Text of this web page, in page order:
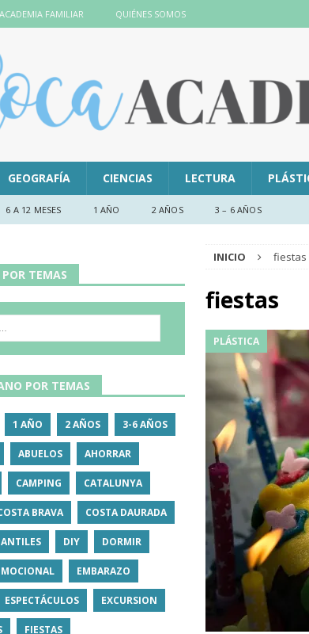
FAMILIAR QUIÉNES SOMOS
GEOGRAFÍA CIENCIAS LECTURA
6 A 12 MESES 1 AÑO 2 AÑOS 3 – 6 AÑOS
INICIO fiestas
fiestas
PLÁSTICA
TEMAS
POR TEMAS
1 AÑO 2 AÑOS 3-6 AÑOS
ABUELOS AHORRAR
CAMPING CATALUNYA
BRAVA COSTA DAURADA
DIY DORMIR
EMBARAZO
ESPECTÁCULOS EXCURSION
FIESTAS